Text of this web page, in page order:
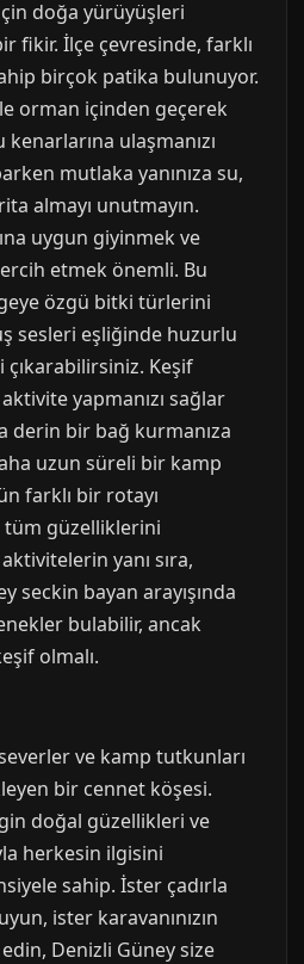
doğa yürüyüşleri
fikir. İlçe çevresinde, farklı
birçok patika bulunuyor.
orman içinden geçerek
ulaşmanızı
mutlaka yanınıza su,
almayı unutmayın.
uygun giyinmek ve
etmek önemli. Bu
özgü bitki türlerini
sesleri eşliğinde huzurlu
Keşif
yapmanızı sağlar
derin bir bağ kurmanıza
uzun süreli bir kamp
farklı bir rotayı
güzelliklerini
yanı sıra,
seckin bayan arayışında
bulabilir, ancak
olmalı.
ve kamp tutkunları
bir cennet köşesi.
doğal güzellikleri ve
herkesin ilgisini
sahip. İster çadırla
ister karavanınızın
Denizli Güney size